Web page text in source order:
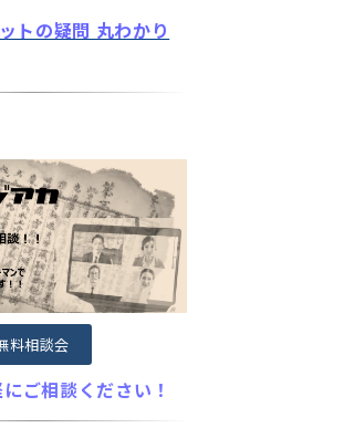
トの疑問 丸わかり
料相談会
ご相談ください！